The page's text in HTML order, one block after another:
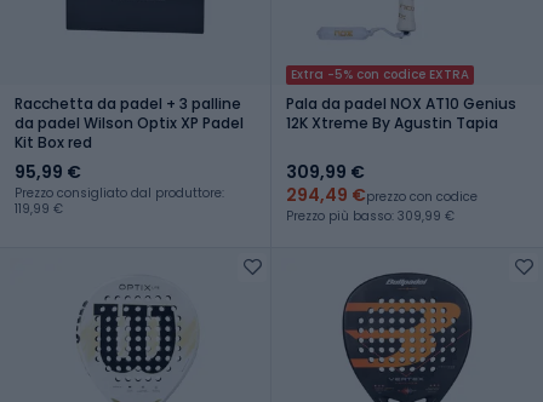
Racchetta da padel + 3 palline
da padel Wilson Optix XP Padel
Kit Box red
95,99 €
Prezzo consigliato dal produttore:
119,99 €
Extra -5% con codice EXTRA
Pala da padel NOX AT10 Genius
12K Xtreme By Agustin Tapia
309,99 €
294,49 €prezzo con codice
Prezzo più basso: 309,99 €